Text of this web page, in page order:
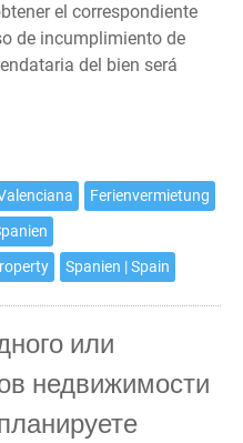
el correspondiente
de incumplimiento de
del bien será
Ferienvermietung
Spanien | Spain
или
недвижимости